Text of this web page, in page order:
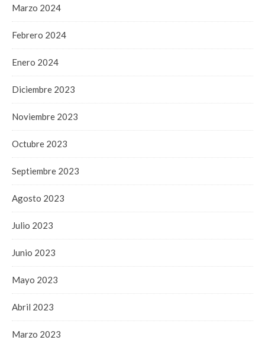
Marzo 2024
Febrero 2024
Enero 2024
Diciembre 2023
Noviembre 2023
Octubre 2023
Septiembre 2023
Agosto 2023
Julio 2023
Junio 2023
Mayo 2023
Abril 2023
Marzo 2023